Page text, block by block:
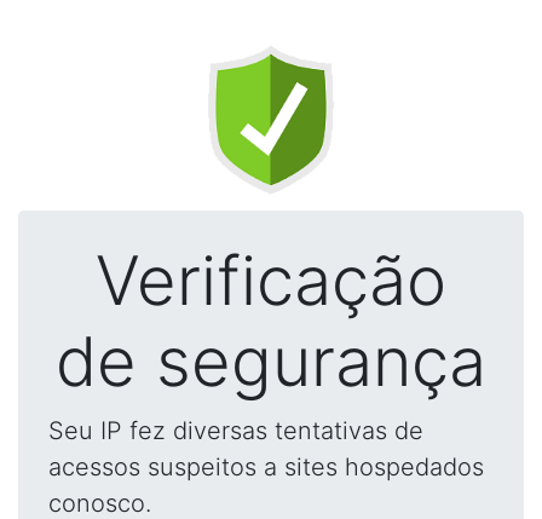
Verificação
de segurança
Seu IP fez diversas tentativas de
acessos suspeitos a sites hospedados
conosco.